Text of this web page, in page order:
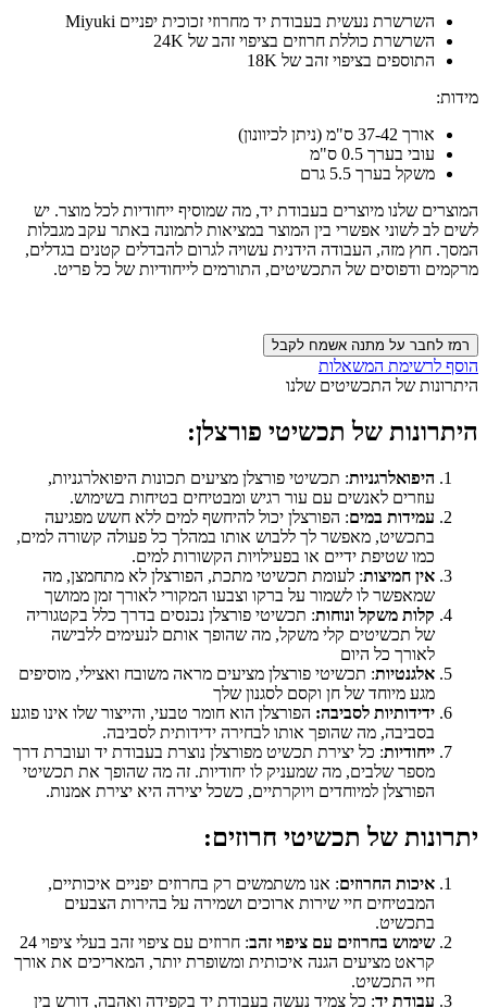
השרשרת נעשית בעבודת יד מחרוזי זכוכית יפניים Miyuki
השרשרת כוללת חרוזים בציפוי זהב של 24K
התוספים בציפוי זהב של 18K
מידות:
אורך 37-42 ס"מ (ניתן לכיוונון)
עובי בערך 0.5 ס"מ
משקל בערך 5.5 גרם
המוצרים שלנו מיוצרים בעבודת יד, מה שמוסיף ייחודיות לכל מוצר. יש
לשים לב לשוני אפשרי בין המוצר במציאות לתמונה באתר עקב מגבלות
המסך. חוץ מזה, העבודה הידנית עשויה לגרום להבדלים קטנים בגדלים,
מרקמים ודפוסים של התכשיטים, התורמים לייחודיות של כל פריט.
רמז לחבר על מתנה אשמח לקבל
הוסף לרשימת המשאלות
היתרונות של התכשיטים שלנו
היתרונות של תכשיטי פורצלן:
היפואלרגניות: תכשיטי פורצלן מציעים תכונות היפואלרגניות,
עוזרים לאנשים עם עור רגיש ומבטיחים בטיחות בשימוש.
עמידות במים: הפורצלן יכול להיחשף למים ללא חשש מפגיעה
בתכשיט, מאפשר לך ללבוש אותו במהלך כל פעולה קשורה למים,
כמו שטיפת ידיים או בפעילויות הקשורות למים.
אין חמיצות: לעומת תכשיטי מתכת, הפורצלן לא מתחמצן, מה
שמאפשר לו לשמור על ברקו וצבעו המקורי לאורך זמן ממושך
קלות משקל ונוחות: תכשיטי פורצלן נכנסים בדרך כלל בקטגוריה
של תכשיטים קלי משקל, מה שהופך אותם לנעימים ללבישה
לאורך כל היום
אלגנטיות: תכשיטי פורצלן מציעים מראה משובח ואצילי, מוסיפים
מגע מיוחד של חן וקסם לסגנון שלך
ידידותיות לסביבה: הפורצלן הוא חומר טבעי, והייצור שלו אינו פוגע
בסביבה, מה שהופך אותו לבחירה ידידותית לסביבה.
ייחודיות: כל יצירת תכשיט מפורצלן נוצרת בעבודת יד ועוברת דרך
מספר שלבים, מה שמעניק לו יחודיות. זה מה שהופך את תכשיטי
הפורצלן למיוחדים ויוקרתיים, כשכל יצירה היא יצירת אמנות.
יתרונות של תכשיטי חרוזים:
איכות החרוזים: אנו משתמשים רק בחרוזים יפניים איכותיים,
המבטיחים חיי שירות ארוכים ושמירה על בהירות הצבעים
בתכשיט.
שימוש בחרוזים עם ציפוי זהב
: חרוזים עם ציפוי זהב בעלי ציפוי 24
קראט מציעים הגנה איכותית ומשופרת יותר, המאריכים את אורך
חיי התכשיט.
עבודת יד: כל צמיד נעשה בעבודת יד בקפידה ואהבה, דורש בין